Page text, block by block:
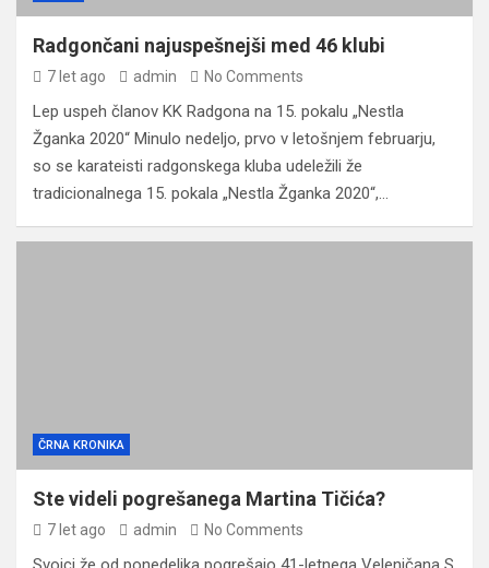
Radgončani najuspešnejši med 46 klubi
7 let ago admin No Comments
Lep uspeh članov KK Radgona na 15. pokalu „Nestla
Žganka 2020“ Minulo nedeljo, prvo v letošnjem februarju,
so se karateisti radgonskega kluba udeležili že
tradicionalnega 15. pokala „Nestla Žganka 2020“,…
ČRNA KRONIKA
Ste videli pogrešanega Martina Tičića?
7 let ago admin No Comments